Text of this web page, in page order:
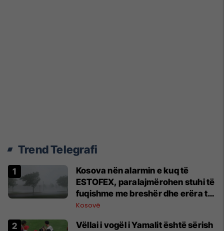
Trend Telegrafi
Kosova nën alarmin e kuq të
ESTOFEX, paralajmërohen stuhi të
fuqishme me breshër dhe erëra të
forta
Kosovë
Vëllai i vogël i Yamalit është sërish